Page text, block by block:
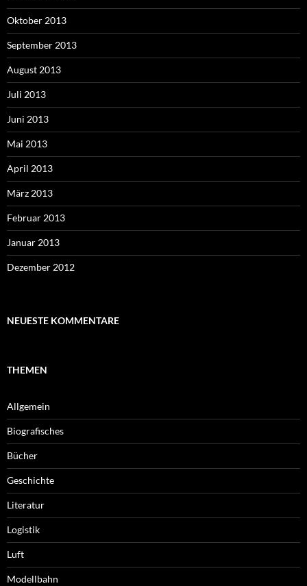
Oktober 2013
September 2013
August 2013
Juli 2013
Juni 2013
Mai 2013
April 2013
März 2013
Februar 2013
Januar 2013
Dezember 2012
NEUESTE KOMMENTARE
THEMEN
Allgemein
Biografisches
Bücher
Geschichte
Literatur
Logistik
Luft
Modellbahn